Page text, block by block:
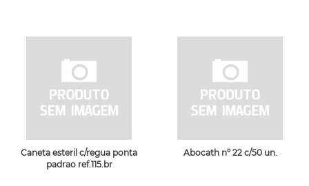
Caneta esteril c/regua ponta
padrao ref.115.br
Abocath nº 22 c/50 un.